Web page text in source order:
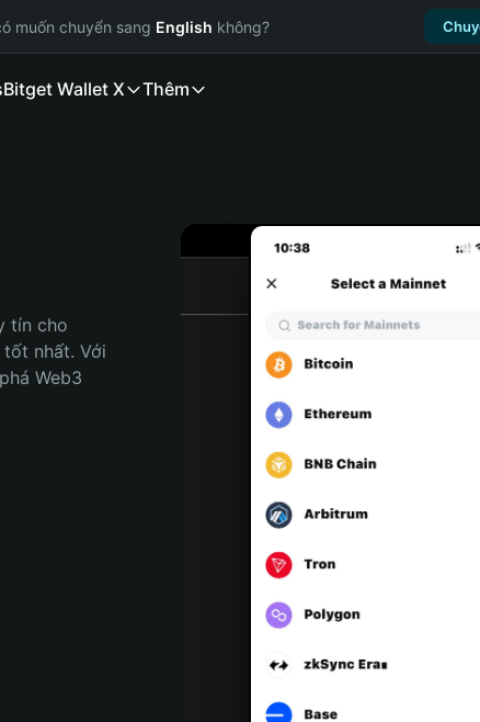
muốn chuyển sang English không?
Bitget Wallet X Thêm
tín cho
tốt nhất. Với
Web3